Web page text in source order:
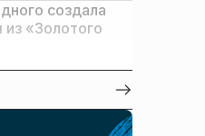
создала
«Золотого